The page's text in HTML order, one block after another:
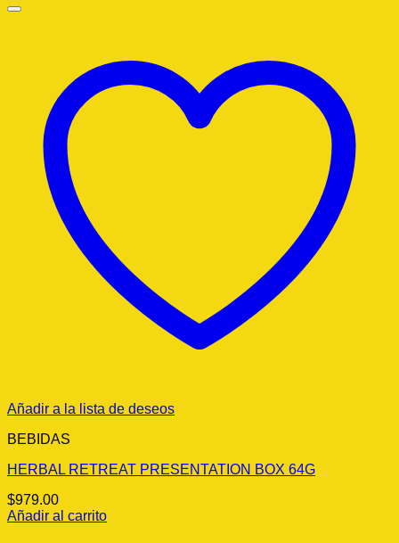
Añadir a la lista de deseos
BEBIDAS
HERBAL RETREAT PRESENTATION BOX 64G
$979.00
Añadir al carrito